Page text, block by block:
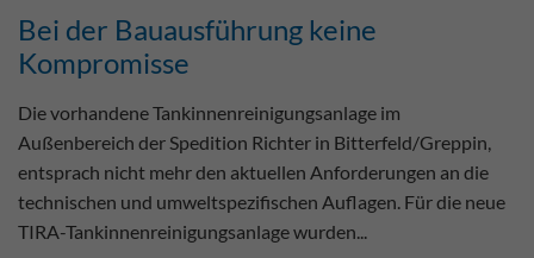
Bei der Bauausführung keine
Kompromisse
Die vorhandene Tankinnenreinigungsanlage im
Außenbereich der Spedition Richter in Bitterfeld/Greppin,
entsprach nicht mehr den aktuellen Anforderungen an die
technischen und umweltspezifischen Auflagen. Für die neue
TIRA-Tankinnenreinigungsanlage wurden...